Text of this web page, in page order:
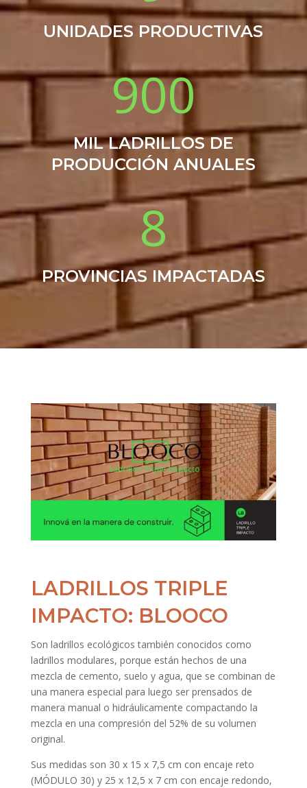
UNIDADES PRODUCTIVAS
900
MIL LADRILLOS DE
PRODUCCIÓN ANUALES
8
PROVINCIAS IMPACTADAS
LADRILLOS TRIPLE
IMPACTO: BLOOCO
Son ladrillos ecológicos también conocidos como
ladrillos modulares, porque están hechos de una
mezcla de cemento, suelo y agua, que se combinan de
una manera especial para luego ser prensados de
manera manual o hidráulicamente compactando la
mezcla en una compresión del 52% de su volumen
original.
Sus medidas son 30 x 15 x 7,5 cm con encaje reto
(MÓDULO 30) y 25 x 12,5 x 7 cm con encaje redondo,